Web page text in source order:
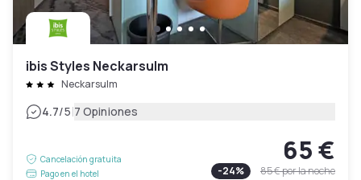
ibis Styles Neckarsulm
Neckarsulm
4.7/5|7 Opiniones
Cancelación gratuita
Pago en el hotel
65 €
-24% 85 €por la noche